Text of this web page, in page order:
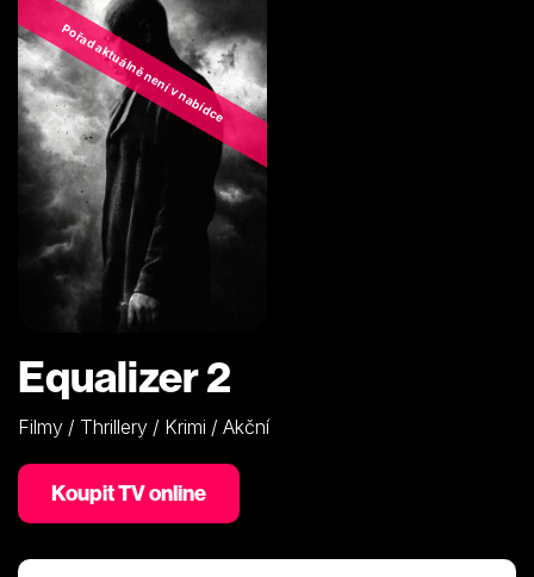
Pořad aktuálně není v nabídce
Equalizer 2
Filmy / Thrillery / Krimi / Akční
Koupit TV online